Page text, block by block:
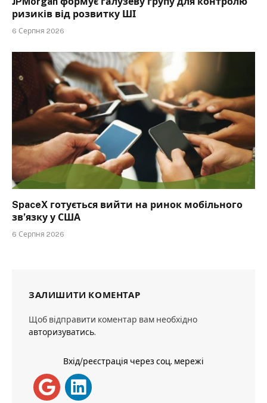
ризиків від розвитку ШІ
6 Серпня 2026
SpaceX готується вийти на ринок мобільного
зв’язку у США
6 Серпня 2026
ЗАЛИШИТИ КОМЕНТАР
Щоб відправити коментар вам необхідно
авторизуватись.
Вхід/реєстрація через соц. мережі